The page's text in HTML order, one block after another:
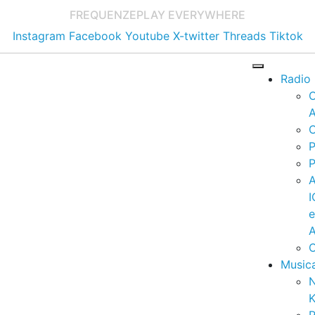
FREQUENZEPLAY EVERYWHERE
Instagram Facebook Youtube X-twitter Threads Tiktok
Radio
e